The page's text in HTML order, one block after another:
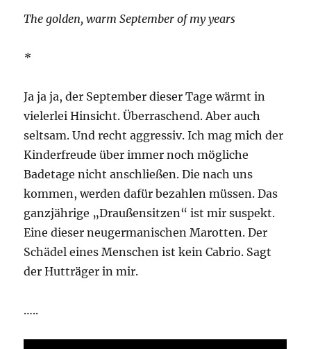
The golden, warm September of my years
*
Ja ja ja, der September dieser Tage wärmt in
vielerlei Hinsicht. Überraschend. Aber auch
seltsam. Und recht aggressiv. Ich mag mich der
Kinderfreude über immer noch mögliche
Badetage nicht anschließen. Die nach uns
kommen, werden dafür bezahlen müssen. Das
ganzjährige „Draußensitzen“ ist mir suspekt.
Eine dieser neugermanischen Marotten. Der
Schädel eines Menschen ist kein Cabrio. Sagt
der Hutträger in mir.
…..